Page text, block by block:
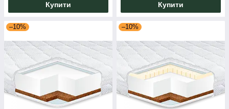
Купити Купити
–10% –10%